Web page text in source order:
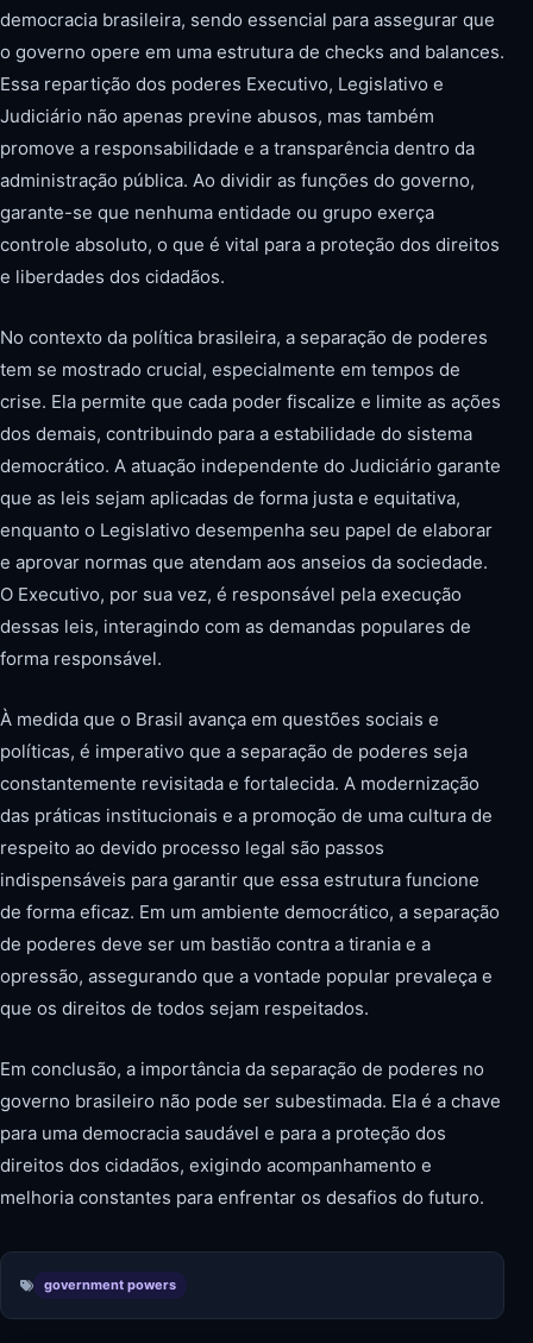
democracia brasileira, sendo essencial para assegurar que
o governo opere em uma estrutura de checks and balances.
Essa repartição dos poderes Executivo, Legislativo e
Judiciário não apenas previne abusos, mas também
promove a responsabilidade e a transparência dentro da
administração pública. Ao dividir as funções do governo,
garante-se que nenhuma entidade ou grupo exerça
controle absoluto, o que é vital para a proteção dos direitos
e liberdades dos cidadãos.
No contexto da política brasileira, a separação de poderes
tem se mostrado crucial, especialmente em tempos de
crise. Ela permite que cada poder fiscalize e limite as ações
dos demais, contribuindo para a estabilidade do sistema
democrático. A atuação independente do Judiciário garante
que as leis sejam aplicadas de forma justa e equitativa,
enquanto o Legislativo desempenha seu papel de elaborar
e aprovar normas que atendam aos anseios da sociedade.
O Executivo, por sua vez, é responsável pela execução
dessas leis, interagindo com as demandas populares de
forma responsável.
À medida que o Brasil avança em questões sociais e
políticas, é imperativo que a separação de poderes seja
constantemente revisitada e fortalecida. A modernização
das práticas institucionais e a promoção de uma cultura de
respeito ao devido processo legal são passos
indispensáveis para garantir que essa estrutura funcione
de forma eficaz. Em um ambiente democrático, a separação
de poderes deve ser um bastião contra a tirania e a
opressão, assegurando que a vontade popular prevaleça e
que os direitos de todos sejam respeitados.
Em conclusão, a importância da separação de poderes no
governo brasileiro não pode ser subestimada. Ela é a chave
para uma democracia saudável e para a proteção dos
direitos dos cidadãos, exigindo acompanhamento e
melhoria constantes para enfrentar os desafios do futuro.
government powers